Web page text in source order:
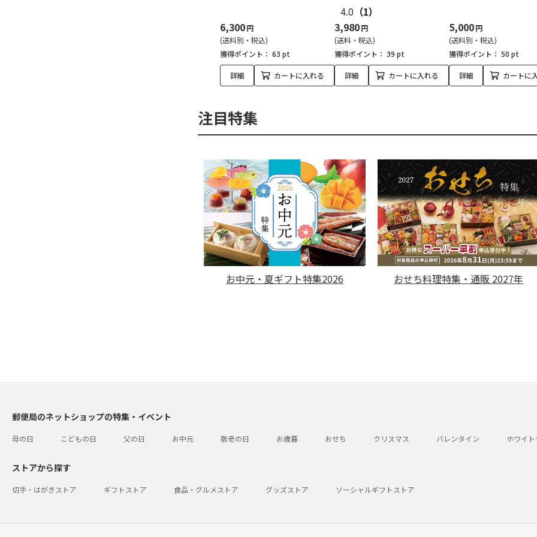
6,300円
(送料別・税込)
獲得ポイント： 63 pt
詳細 カートに入れる
4.0 （1）
3,980円
(送料・税込)
獲得ポイント： 39 pt
詳細 カートに入れる
5,000円
(送料別・税込)
獲得ポイント： 50 pt
詳細 カートに
注目特集
お中元・夏ギフト特集2026 おせち料理特集・通販 2027年
郵便局のネットショップの特集・イベント
母の日 こどもの日 父の日 お中元 敬老の日 お歳暮 おせち クリスマス バレンタイン ホワイ
ストアから探す
切手・はがきストア ギフトストア 食品・グルメストア グッズストア ソーシャルギフトストア